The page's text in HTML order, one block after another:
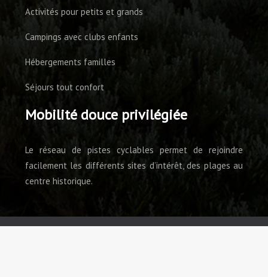
Activités pour petits et grands
Campings avec clubs enfants
Hébergements familles
Séjours tout confort
Mobilité douce privilégiée
Le réseau de pistes cyclables permet de rejoindre
facilement les différents sites d’intérêt, des plages au
centre historique.